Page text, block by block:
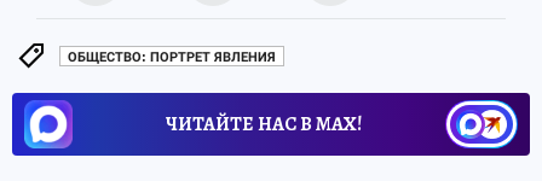
ОБЩЕСТВО: ПОРТРЕТ ЯВЛЕНИЯ
ЧИТАЙТЕ НАС В МАХ!